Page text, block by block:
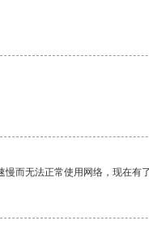
而无法正常使用网络，现在有